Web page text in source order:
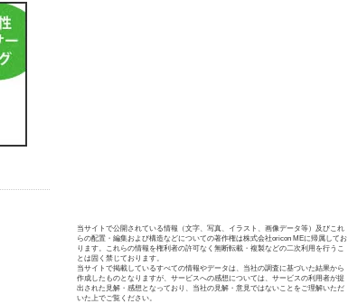
当サイトで公開されている情報（文字、写真、イラスト、画像データ等）及びこれ
らの配置・編集および構造などについての著作権は株式会社oricon MEに帰属してお
ります。これらの情報を権利者の許可なく無断転載・複製などの二次利用を行うこ
とは固く禁じております。
当サイトで掲載しているすべての情報やデータは、当社の調査に基づいた結果から
作成したものとなりますが、サービスへの感想については、サービスの利用者が提
出された見解・感想となっており、当社の見解・意見ではないことをご理解いただ
いた上でご覧ください。